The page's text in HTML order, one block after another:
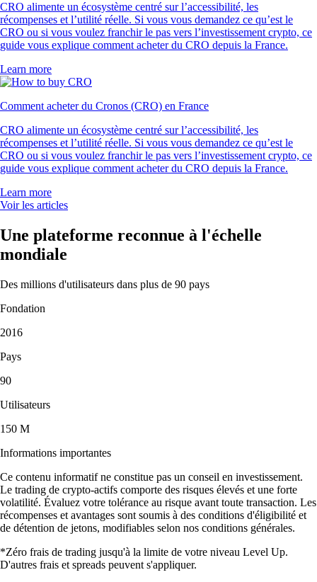
CRO alimente un écosystème centré sur l’accessibilité, les
récompenses et l’utilité réelle. Si vous vous demandez ce qu’est le
CRO ou si vous voulez franchir le pas vers l’investissement crypto, ce
guide vous explique comment acheter du CRO depuis la France.
Learn more
Comment acheter du Cronos (CRO) en France
CRO alimente un écosystème centré sur l’accessibilité, les
récompenses et l’utilité réelle. Si vous vous demandez ce qu’est le
CRO ou si vous voulez franchir le pas vers l’investissement crypto, ce
guide vous explique comment acheter du CRO depuis la France.
Learn more
Voir les articles
Une plateforme reconnue à l'échelle
mondiale
Des millions d'utilisateurs dans plus de 90 pays
Fondation
2016
Pays
90
Utilisateurs
150 M
Informations importantes
Ce contenu informatif ne constitue pas un conseil en investissement.
Le trading de crypto-actifs comporte des risques élevés et une forte
volatilité. Évaluez votre tolérance au risque avant toute transaction. Les
récompenses et avantages sont soumis à des conditions d'éligibilité et
de détention de jetons, modifiables selon nos conditions générales.
*Zéro frais de trading jusqu'à la limite de votre niveau Level Up.
D'autres frais et spreads peuvent s'appliquer.